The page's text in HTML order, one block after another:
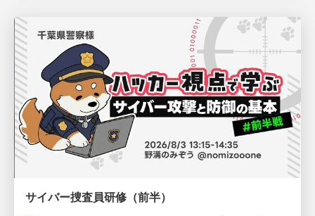
サイバー捜査員研修（前半）